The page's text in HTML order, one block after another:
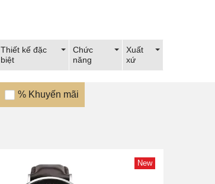
Thiết kế đặc
biệt
Chức
năng
Xuất
xứ
% Khuyến mãi
New